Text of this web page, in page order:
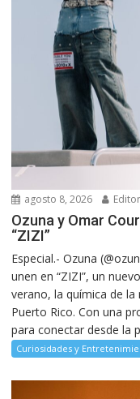
agosto 8, 2026 Editor
Ozuna y Omar
“ZIZI”
Especial.- Ozuna
unen en “ZIZI”, un
verano, la química de
Puerto Rico. Con una
para conectar desde la
Curiosidades y